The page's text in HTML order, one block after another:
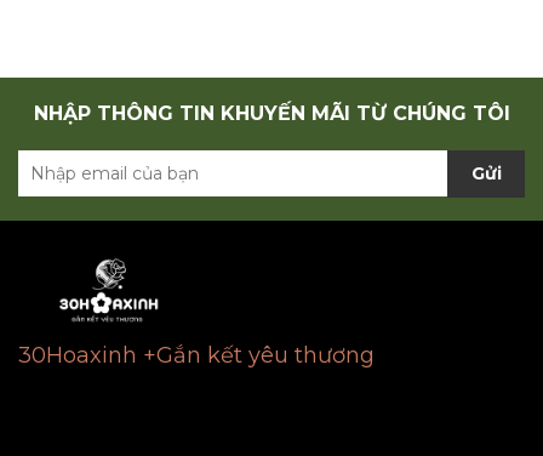
NHẬP THÔNG TIN KHUYẾN MÃI TỪ CHÚNG TÔI
Gửi
30Hoaxinh +Gắn kết yêu thương